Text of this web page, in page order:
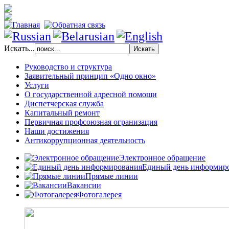
Искать...
Руководство и структура
Заявительный принцип «Одно окно»
Услуги
О государственной адресной помощи
Диспетчерская служба
Капитальный ремонт
Первичная профсоюзная огранизация
Наши достижения
Антикоррупционная деятельность
Электронное обращение
Единый день
Прямые линии
Вакансии
Фотогалерея